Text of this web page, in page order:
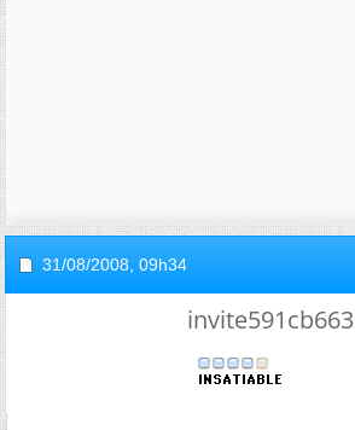
31/08/2008, 09h34
invite591cb663